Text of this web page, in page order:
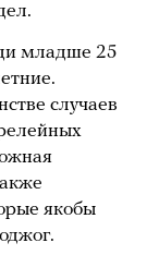
младше 25
случаев
якобы